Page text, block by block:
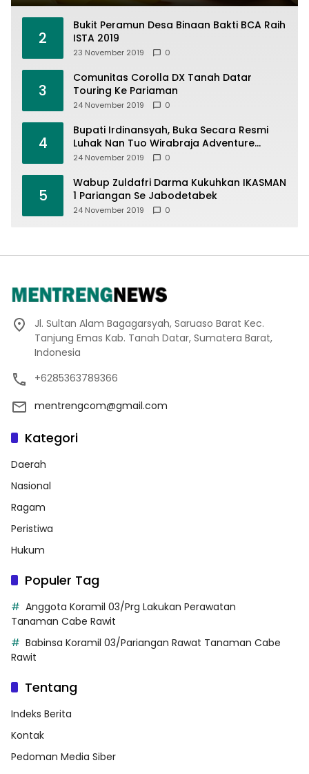
2
Bukit Peramun Desa Binaan Bakti BCA Raih
ISTA 2019
23 November 2019 0
3
Comunitas Corolla DX Tanah Datar
Touring Ke Pariaman
24 November 2019 0
4
Bupati Irdinansyah, Buka Secara Resmi
Luhak Nan Tuo Wirabraja Adventure
Offroad 2019
24 November 2019 0
5
Wabup Zuldafri Darma Kukuhkan IKASMAN
1 Pariangan Se Jabodetabek
24 November 2019 0
Jl. Sultan Alam Bagagarsyah, Saruaso Barat Kec.
Tanjung Emas Kab. Tanah Datar, Sumatera Barat,
Indonesia
+6285363789366
mentrengcom@gmail.com
Kategori
Daerah
Nasional
Ragam
Peristiwa
Hukum
Populer Tag
Anggota Koramil 03/Prg Lakukan Perawatan
Tanaman Cabe Rawit
Babinsa Koramil 03/Pariangan Rawat Tanaman Cabe
Rawit
Tentang
Indeks Berita
Kontak
Pedoman Media Siber